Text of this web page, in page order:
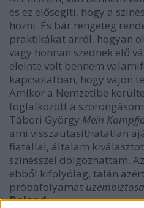
és ez elősegíti, hogy a
hozni. És bár rengeteg
praktikákat arról, hogyan
vagy honnan szednek elő
eleinte volt bennem
kapcsolatban, hogy vajon
Amikor a Nemzetibe
foglalkozott a
Tábori György Mein
ami visszautasíthatatlan
fiatallal, általam
színésszel dolgozhattam.
ebből kifolyólag, talán
próbafolyamat
Roland.